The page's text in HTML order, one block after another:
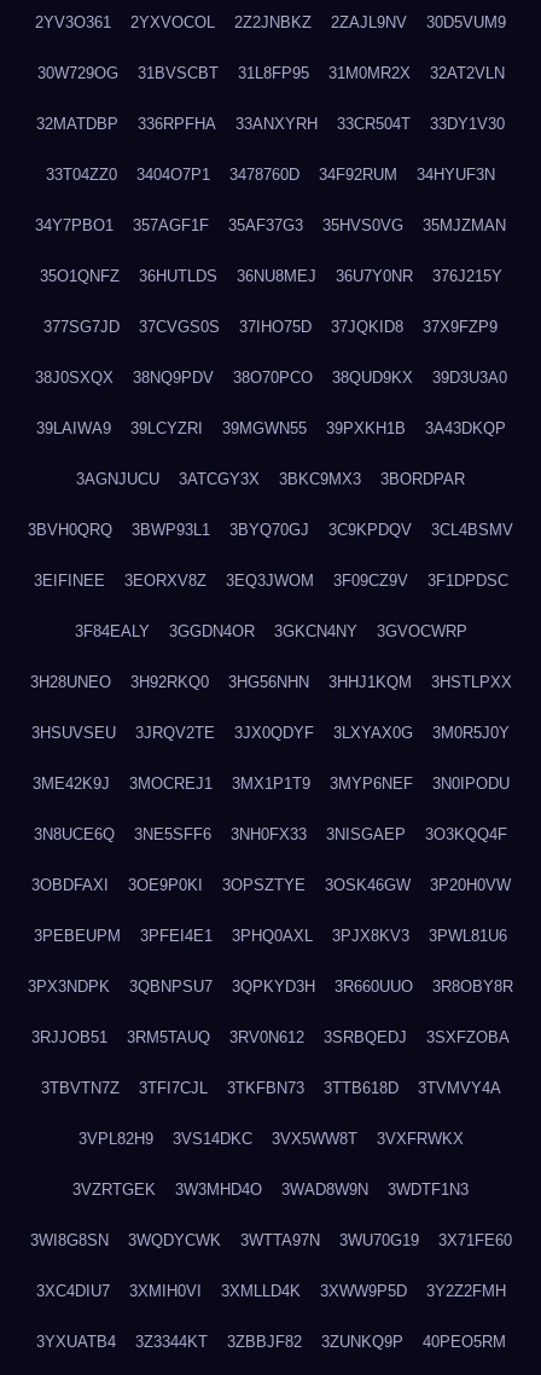
2YV3O361 2YXVOCOL 2Z2JNBKZ 2ZAJL9NV 30D5VUM9
30W729OG 31BVSCBT 31L8FP95 31M0MR2X 32AT2VLN
32MATDBP 336RPFHA 33ANXYRH 33CR504T 33DY1V30
33T04ZZ0 3404O7P1 3478760D 34F92RUM 34HYUF3N
34Y7PBO1 357AGF1F 35AF37G3 35HVS0VG 35MJZMAN
35O1QNFZ 36HUTLDS 36NU8MEJ 36U7Y0NR 376J215Y
377SG7JD 37CVGS0S 37IHO75D 37JQKID8 37X9FZP9
38J0SXQX 38NQ9PDV 38O70PCO 38QUD9KX 39D3U3A0
39LAIWA9 39LCYZRI 39MGWN55 39PXKH1B 3A43DKQP
3AGNJUCU 3ATCGY3X 3BKC9MX3 3BORDPAR
3BVH0QRQ 3BWP93L1 3BYQ70GJ 3C9KPDQV 3CL4BSMV
3EIFINEE 3EORXV8Z 3EQ3JWOM 3F09CZ9V 3F1DPDSC
3F84EALY 3GGDN4OR 3GKCN4NY 3GVOCWRP
3H28UNEO 3H92RKQ0 3HG56NHN 3HHJ1KQM 3HSTLPXX
3HSUVSEU 3JRQV2TE 3JX0QDYF 3LXYAX0G 3M0R5J0Y
3ME42K9J 3MOCREJ1 3MX1P1T9 3MYP6NEF 3N0IPODU
3N8UCE6Q 3NE5SFF6 3NH0FX33 3NISGAEP 3O3KQQ4F
3OBDFAXI 3OE9P0KI 3OPSZTYE 3OSK46GW 3P20H0VW
3PEBEUPM 3PFEI4E1 3PHQ0AXL 3PJX8KV3 3PWL81U6
3PX3NDPK 3QBNPSU7 3QPKYD3H 3R660UUO 3R8OBY8R
3RJJOB51 3RM5TAUQ 3RV0N612 3SRBQEDJ 3SXFZOBA
3TBVTN7Z 3TFI7CJL 3TKFBN73 3TTB618D 3TVMVY4A
3VPL82H9 3VS14DKC 3VX5WW8T 3VXFRWKX
3VZRTGEK 3W3MHD4O 3WAD8W9N 3WDTF1N3
3WI8G8SN 3WQDYCWK 3WTTA97N 3WU70G19 3X71FE60
3XC4DIU7 3XMIH0VI 3XMLLD4K 3XWW9P5D 3Y2Z2FMH
3YXUATB4 3Z3344KT 3ZBBJF82 3ZUNKQ9P 40PEO5RM